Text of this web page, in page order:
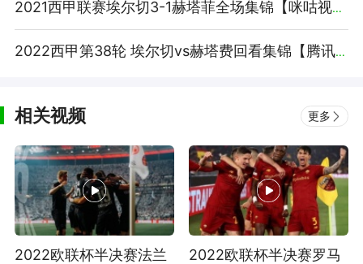
2021西甲联赛埃尔切3-1赫塔菲全场集锦【咪咕视频】
2022西甲第38轮 埃尔切vs赫塔费回看集锦【腾讯视频】
相关视频 更多
2022欧联杯半决赛法兰
2022欧联杯半决赛罗马